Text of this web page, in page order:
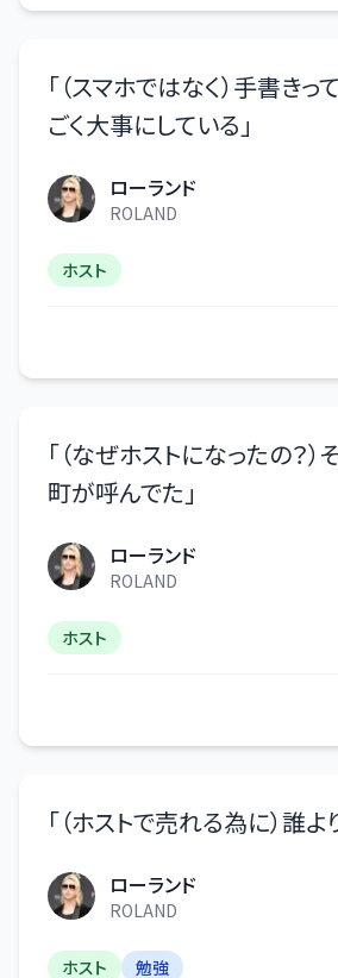
「（スマホではなく）手書きっ
ごく大事にしている 」
ローランド
ROLAND
ホスト
「（なぜホストになったの？
町が呼んでた 」
ローランド
ROLAND
ホスト
「（ホストで売れる為に）誰
ローランド
ROLAND
ホスト 勉強